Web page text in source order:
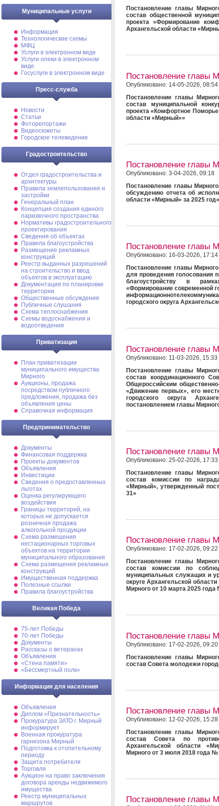
Муниципальные услуги
Информация
Технологические схемы
МФЦ
Услуги в электронном виде
Услуги опеки в электронном
виде
Госуслуги в электронном виде
Пресс-служба
Новости
Статьи
Фоторепортажи
Видеосюжеты
Городское телевидение
Градостроительство
Отдел градостроительства и
архитектуры
Правила землепользования и
застройки
Генеральный план
Концепция создания единого
парковочного пространства
Нормативы градостроительного
проектирования
Сведения об объектах
Правила благоустройства
Размещение рекламных
конструкций
Реестр выданных разрешений
на строительство и ввод
объектов в эксплуатацию
Документация по планировке
территории
Общественные обсуждения
Публичные слушания
Схема теплоснабжения
Схемы водоснабжения и
водоотведения
Приватизация
План приватизации
муниципального имущества
Мирного
Аукционы, продажа
посредством публичного
предложения, продажа без
объявления цены
Справочная информация
Предпринимательство
Документы
Финансовая поддержка
Проекты документов
Объявления
Инвестиции
Сведения о предоставленных
льготах
Оценка регулирующего
воздействия
Границы территорий, на
которых не допускается
розничная продажа
алкогольной продукции
Схема размещения
нестационарных торговых
объектов на территории
муниципального образования
Схема размещения рекламных
конструкций
Имущественная поддержка
Полезные ссылки
Правила благоустройства
Великая Победа
75-лет Победы
70-лет Победы
Документы
Рассказы о ветеранах
Объявления
«Стена памяти»
«Бессмертный полк»
Информация для населения
Объявления
Диплом «Признательность»
Прокуратура ЗАТО г. Мирный
информирует
Военная прокуратура
гарнизона Мирный
Подготовка к отопительному
периоду
Защита потребителя
Торговля
Аукцион на право заключения
договора аренды недвижимого
имущества
Реестр муниципальных
маршрутов
Постановление главы
состав общественной
проекта «Формирование
Архангельской области
Постановление главы
Опубликовано: 14-05-2026, 08:54
Постановление главы
состав муниципальной
проекта «Комфортное
области «Мирный»»
Постановление главы
Опубликовано: 3-04-2026, 09:18
Постановление главы
обсуждению отчета об
области «Мирный» за 2025 год»
Постановление главы
Опубликовано: 16-03-2026, 17:14
Постановление главы
для проведения голосования
благоустройству в
«Формирование современной
городского округа
Постановление главы
Опубликовано: 11-03-2026, 15:33
Постановление главы
состав координационного
Общероссийским
«Движение первых», его
городского округа
постановлением главы
Постановление главы
Опубликовано: 25-02-2026, 17:33
Постановление главы
состав комиссии по
«Мирный», утвержденный
31»
Постановление главы
Опубликовано: 17-02-2026, 09:22
Постановление главы
состав комиссии по
муниципальных служащих и
округе Архангельской
Мирного от 10 марта 2025
Постановление главы
Опубликовано: 17-02-2026, 09:20
Постановление главы
состав Совета молодежи
Постановление главы
Опубликовано: 12-02-2026, 15:28
Постановление главы
состав Совета по
Архангельской области
Мирного от 3 июля 2018 года №
Постановление главы